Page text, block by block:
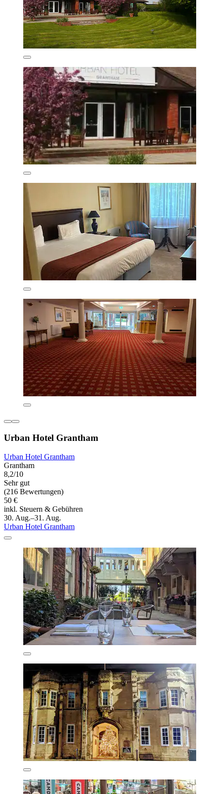
Urban Hotel Grantham
Urban Hotel Grantham
Grantham
8,2/10
Sehr gut
(216 Bewertungen)
50 €
inkl. Steuern & Gebühren
30. Aug.–31. Aug.
Urban Hotel Grantham